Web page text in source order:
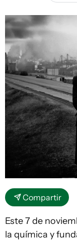
Compartir
Este 7 de
la química y